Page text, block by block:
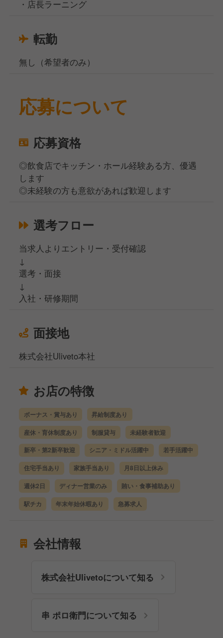
・店長ラーニング
転勤
無し（希望者のみ）
応募について
応募資格
◎飲食店でキッチン・ホール経験ある方、優遇
します
◎未経験の方も意欲があれば歓迎します
選考フロー
当求人よりエントリー・受付確認
↓
選考・面接
↓
入社・研修期間
面接地
株式会社Uliveto本社
お店の特徴
ボーナス・賞与あり 昇給制度あり
産休・育休制度あり 制服貸与 未経験者歓迎
新卒・第2新卒歓迎 シニア・ミドル活躍中 若手活躍中
住宅手当あり 家族手当あり 月8日以上休み
週休2日 ディナー営業のみ 賄い・食事補助あり
駅チカ 年末年始休暇あり 急募求人
会社情報
株式会社Ulivetoについて知る
串 ポロ衛門について知る